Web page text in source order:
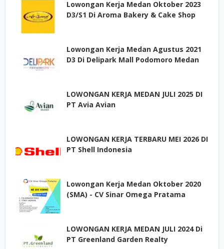
Lowongan Kerja Medan Oktober 2023
D3/S1 Di Aroma Bakery & Cake Shop
Lowongan Kerja Medan Agustus 2021
D3 Di Delipark Mall Podomoro Medan
LOWONGAN KERJA MEDAN JULI 2025 DI
PT Avia Avian
LOWONGAN KERJA TERBARU MEI 2026 DI
PT Shell Indonesia
Lowongan Kerja Medan Oktober 2020
(SMA) - CV Sinar Omega Pratama
LOWONGAN KERJA MEDAN JULI 2024 Di
PT Greenland Garden Realty